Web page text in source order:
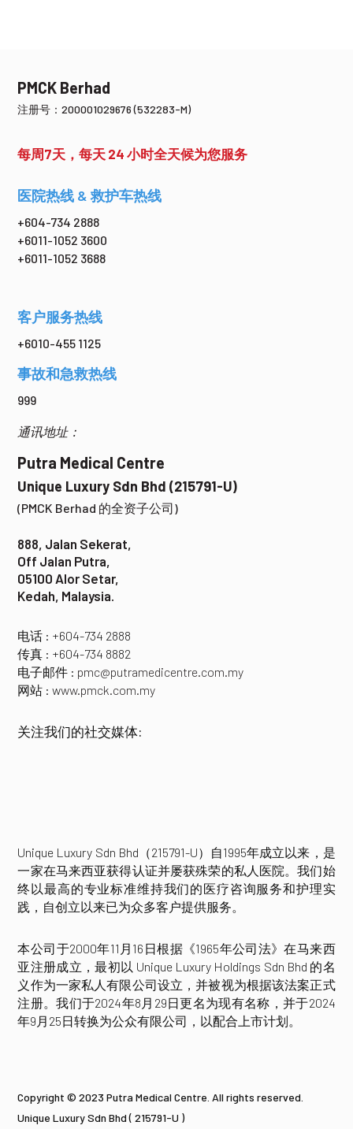
PMCK Berhad
注册号：200001029676 (532283-M)
每周7天，每天 24 小时全天候为您服务
医院热线 & 救护车热线
+604-734 2888
+6011-1052 3600
+6011-1052 3688
客户服务热线
+6010-455 1125
事故和急救热线
999
通讯地址：
Putra Medical Centre
Unique Luxury Sdn Bhd (215791-U)
(PMCK Berhad 的全资子公司)
888, Jalan Sekerat,
Off Jalan Putra,
05100 Alor Setar,
Kedah, Malaysia.
电话 : +604-734 2888
传真 : +604-734 8882
电子邮件 : pmc@putramedicentre.com.my
网站 : www.pmck.com.my
关注我们的社交媒体:
Unique Luxury Sdn Bhd（215791-U）自1995年成立以来，是
一家在马来西亚获得认证并屡获殊荣的私人医院。我们始
终以最高的专业标准维持我们的医疗咨询服务和护理实
践，自创立以来已为众多客户提供服务。
本公司于2000年11月16日根据《1965年公司法》在马来西
亚注册成立，最初以 Unique Luxury Holdings Sdn Bhd 的名
义作为一家私人有限公司设立，并被视为根据该法案正式
注册。我们于2024年8月29日更名为现有名称，并于2024
年9月25日转换为公众有限公司，以配合上市计划。
Copyright © 2023 Putra Medical Centre. All rights reserved.
Unique Luxury Sdn Bhd ( 215791-U )